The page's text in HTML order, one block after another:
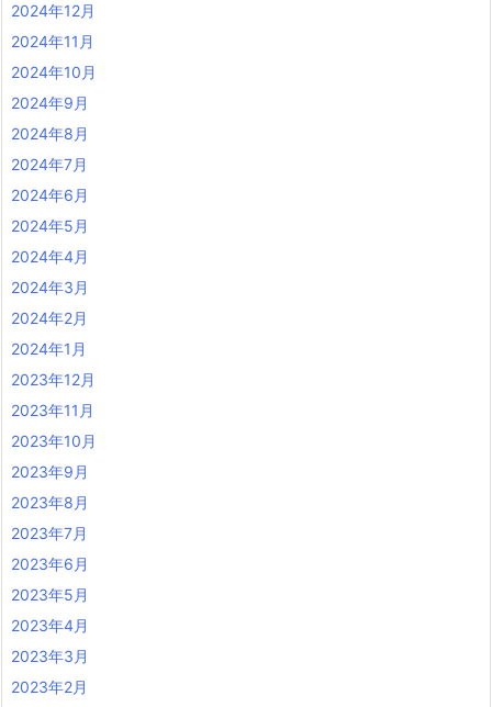
2024年12月
2024年11月
2024年10月
2024年9月
2024年8月
2024年7月
2024年6月
2024年5月
2024年4月
2024年3月
2024年2月
2024年1月
2023年12月
2023年11月
2023年10月
2023年9月
2023年8月
2023年7月
2023年6月
2023年5月
2023年4月
2023年3月
2023年2月